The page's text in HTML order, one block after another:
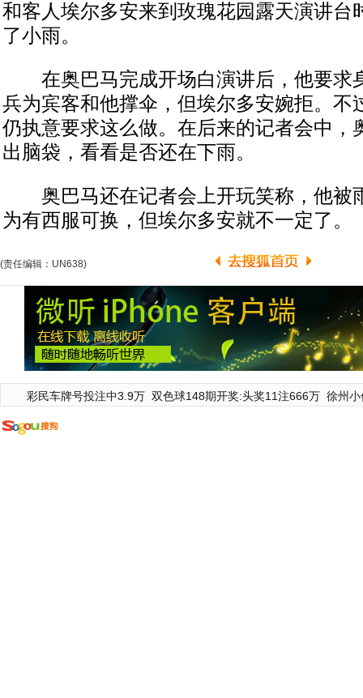
和客人埃尔多安来到玫瑰花园露天演讲台
了小雨。
在奥巴马完成开场白演讲后，他要求
兵为宾客和他撑伞，但埃尔多安婉拒。不
仍执意要求这么做。在后来的记者会中，
出脑袋，看看是否还在下雨。
奥巴马还在记者会上开玩笑称，他被
为有西服可换，但埃尔多安就不一定了。
(责任编辑：UN638)
彩民车牌号投注中3.9万 双色球148期开奖:头奖11注666万 徐州